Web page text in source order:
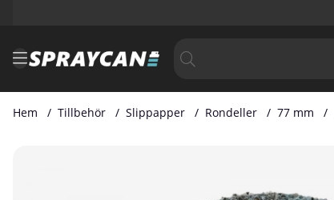
Hem Tillbehör Slippapper Rondeller 77 mm